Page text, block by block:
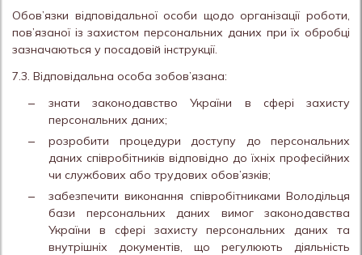
Обов’язки відповідальної особи щодо організації роботи,
пов’язаної із захистом персональних даних при їх обробці
зазначаються у посадовій інструкції.
7.3. Відповідальна особа зобов’язана:
знати законодавство України в сфері захисту
персональних даних;
розробити процедури доступу до персональних
даних співробітників відповідно до їхніх професійних
чи службових або трудових обов’язків;
забезпечити виконання співробітниками Володільця
бази персональних даних вимог законодавства
України в сфері захисту персональних даних та
внутрішніх документів, що регулюють діяльність